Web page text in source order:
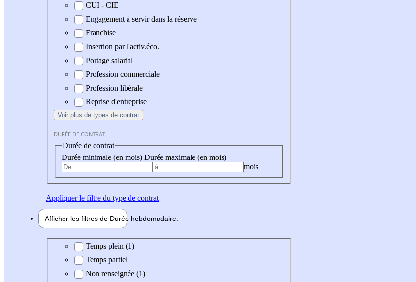
CUI - CIE
Engagement à servir dans la réserve
Franchise
Insertion par l'activ.éco.
Portage salarial
Profession commerciale
Profession libérale
Reprise d'entreprise
Voir plus de types de contrat
DURÉE DE CONTRAT
Durée de contrat
Durée minimale (en mois) Durée maximale (en mois)
mois
Appliquerle filtre du type de contrat
Afficher les filtres de Durée hebdomadaire
Durée hebdomadaire
Temps plein (1)
Temps partiel
Non renseignée (1)